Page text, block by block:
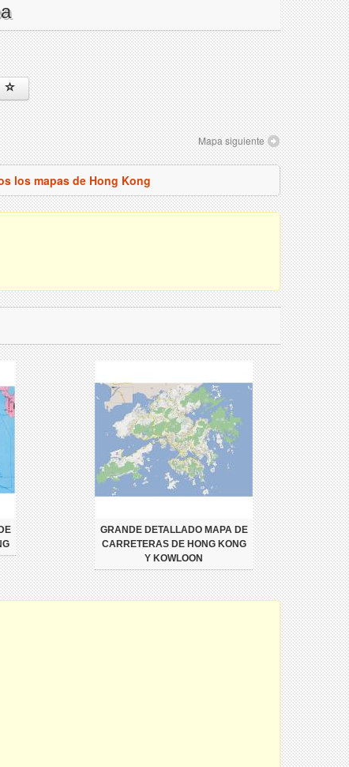
Mapa siguiente
los mapas de Hong Kong
GRANDE DETALLADO MAPA DE
CARRETERAS DE HONG KONG
Y KOWLOON